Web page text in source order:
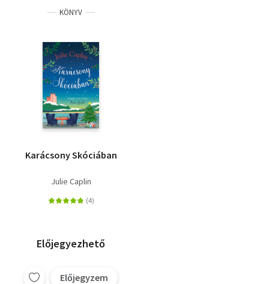
KÖNYV
Karácsony Skóciában
Julie Caplin
Előjegyezhető
Előjegyzem